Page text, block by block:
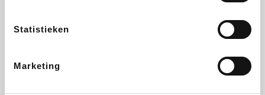
Statistieken
Marketing
CheapTickets.be DeubaXXL